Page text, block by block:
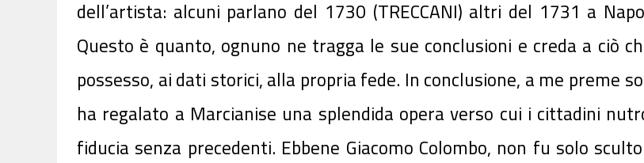
dell’artista: alcuni parlano del 1730 (TRECCANI) altri del 1731 a
Questo è quanto, ognuno ne tragga le sue conclusioni e creda a ciò
possesso, ai dati storici, alla propria fede. In conclusione, a me preme
ha regalato a Marcianise una splendida opera verso cui i cittadini
fiducia senza precedenti. Ebbene Giacomo Colombo, non fu solo